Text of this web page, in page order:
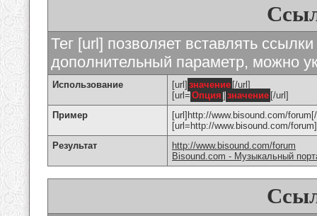
Тег [url] позволяет вставлять
дополнительный параметр, можно
Использование [url] значение [/url]
[url= Опция ] значение [/url]
Пример
[url]http://www.bisound.com/
[url=http://www.bisound.com/
Результат
http://www.bisound.com/forum
Bisound.com - Музыкальный